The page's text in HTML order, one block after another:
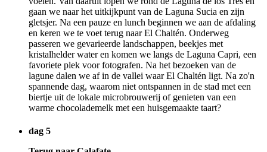
gaan we naar het uitkijkpunt van de Laguna Sucia en zijn
gletsjer. Na een pauze en lunch beginnen we aan de afdaling
en keren we te voet terug naar El Chaltén. Onderweg
passeren we gevarieerde landschappen, beekjes met
kristalhelder water en komen we langs de Laguna Capri, een
favoriete plek voor fotografen. Na het bezoeken van de
lagune dalen we af in de vallei waar El Chaltén ligt. Na zo'n
spannende dag, waarom niet ontspannen in de stad met een
biertje uit de lokale microbrouwerij of genieten van een
warme chocolademelk met een huisgemaakte taart?
dag 5